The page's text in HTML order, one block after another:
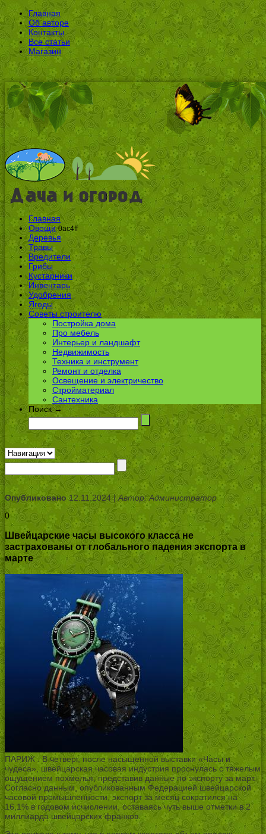
Главная
Об авторе
Контакты
Все статьи
Магазин
Главная
Овощи 0ac4ff
Деревья
Травы
Вредители
Грибы
Кустарники
Инвентарь
Удобрения
Ягоды
Советы строителю
Постройка дома
Про мебель
Интерьер и ландшафт
Недвижимость
Техника и инструмент
Ремонт и отделка
Освещение и электричество
Стройматериал
Сантехника
Поиск →
Опубликовано12.11.2024 | Автор: Администратор
0
Швейцарские часы высокого класса не
застрахованы от глобального падения экспорта в
марте
ПАРИЖ . В четверг, после насыщенной выставки «Часы и
чудеса», швейцарская часовая индустрия проснулась с тяжелым
ощущением похмелья, представив данные по экспорту за март.
Согласно данным, опубликованным Федерацией швейцарской
часовой промышленности, экспорт за месяц сократился на
16,1% в годовом исчислении, оставаясь чуть выше отметки в 2
миллиарда швейцарских франков.